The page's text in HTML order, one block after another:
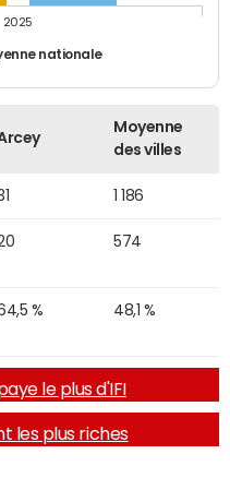
nationale
2025
Moyenne
des villes
1 186
574
% 48,1 %
le plus d'IFI
les plus riches